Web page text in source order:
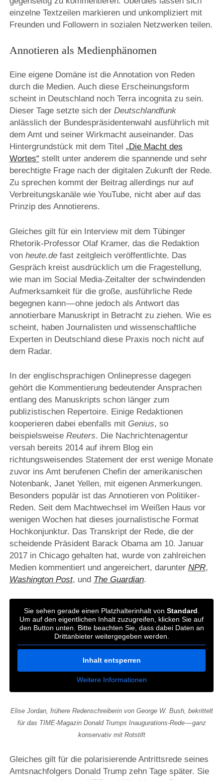
einzelne Textzeilen markieren und unkompliziert mit
Freunden und Followern in sozialen Netzwerken teilen.
Annotieren als Medienphänomen
Eine eigene Domäne ist die Annotation von Reden
durch die Medien. Auch diese Erscheinungsform
scheint in Deutschland noch Terra incognita zu sein.
Dieser Tage setzte sich der Deutschlandfunk
anlässlich der Bundespräsidentenwahl ausführlich mit
dem Amt und seiner Wirkmacht auseinander. Das
Hintergrundstück mit dem Titel „Die Macht des
Wortes“ stellt unter anderem die spannende und sehr
berechtigte Frage nach der digitalen Zukunft der Rede.
Zu sprechen kommt der Beitrag allerdings nur auf
Verbreitungskanäle wie YouTube, nicht aber auf das
Prinzip des Annotierens.
Gleiches gilt für ein Interview mit dem Tübinger
Rhetorik-Professor Olaf Kramer, das die Redaktion
von heute.defast zeitgleich veröffentlichte. Das
Gespräch kreist ausdrücklich um die Fragestellung,
wie man im Social Media-Zeitalter der schwindenden
Aufmerksamkeit für die große, ausführliche Rede
begegnen kann — ohne jedoch als Antwort das
annotierbare Manuskript in Betracht zu ziehen. Wie es
scheint, haben Journalisten und wissenschaftliche
Experten in Deutschland diese Praxis noch nicht auf
dem Radar.
In der englischsprachigen Onlinepresse dagegen
gehört die Kommentierung bedeutender Ansprachen
entlang des Manuskripts schon länger zum
publizistischen Repertoire. Einige Redaktionen
kooperieren dabei ebenfalls mit Genius, so
beispielsweise Reuters. Die Nachrichtenagentur
versah bereits 2014 auf ihrem Blog ein
richtungsweisendes Statement der erst wenige Monate
zuvor ins Amt berufenen Chefin der amerikanischen
Notenbank, Janet Yellen, mit eigenen Anmerkungen.
Besonders populär ist das Annotieren von Politiker-
Reden. Seit dem Machtwechsel im Weißen Haus vor
wenigen Wochen hat dieses journalistische Format
Hochkonjunktur. Das Transkript der Rede, die der
scheidende Präsident Barack Obama am 10. Januar
2017 in Chicago gehalten hat, wurde von zahlreichen
Medien kommentiert und angereichert, darunter NPR,
Washington Post, und The Guardian.
Sie sehen gerade einen Platzhalterinhalt von Standard
Um auf den eigentlichen Inhalt zuzugreifen, klicken Sie auf
den Button unten. Bitte beachten Sie, dass dabei Daten an
Drittanbieter weitergegeben werden.
Inhalt entsperren
Weitere Informationen
Elise Jordan, frühere Redenschreiberin von George W. Bush, bekrittelt
für das TIME-Magazin Donald Trumps Inaugurations-Rede — ganz
konservativ mit Rotstift
Gleiches gilt für die polarisierende Antrittsrede seines
Amtsnachfolgers Donald Trump zehn Tage später. Sie